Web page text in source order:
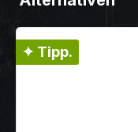
✦ Tipp.